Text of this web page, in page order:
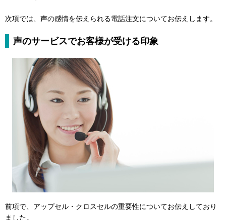
次項では、声の感情を伝えられる電話注文についてお伝えします。
声のサービスでお客様が受ける印象
前項で、アップセル・クロスセルの重要性についてお伝えしており
ました。